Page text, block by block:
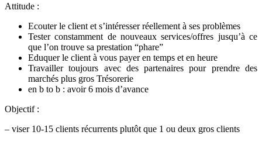
Attitude :
Ecouter le client et s’intéresser réellement à ses problèmes
Tester constamment de nouveaux services/offres jusqu’à ce
que l’on trouve sa prestation “phare”
Eduquer le client à vous payer en temps et en heure
Travailler toujours avec des partenaires pour prendre des
marchés plus gros Trésorerie
en b to b : avoir 6 mois d’avance
Objectif :
– viser 10-15 clients récurrents plutôt que 1 ou deux gros clients